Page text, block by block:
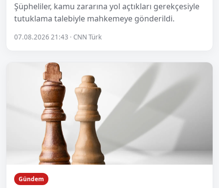
Şüpheliler, kamu zararına yol açtıkları gerekçesiyle
tutuklama talebiyle mahkemeye gönderildi.
07.08.2026 21:43 · CNN Türk
Gündem